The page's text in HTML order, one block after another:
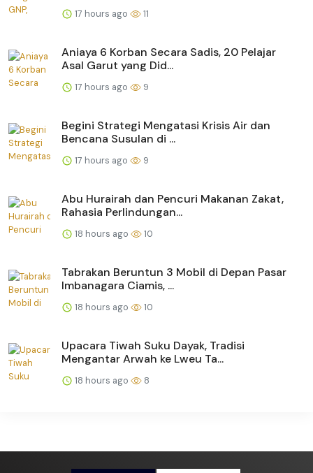
17 hours ago 11
Aniaya 6 Korban Secara Sadis, 20 Pelajar
Asal Garut yang Did...
17 hours ago 9
Begini Strategi Mengatasi Krisis Air dan
Bencana Susulan di ...
17 hours ago 9
Abu Hurairah dan Pencuri Makanan Zakat,
Rahasia Perlindungan...
18 hours ago 10
Tabrakan Beruntun 3 Mobil di Depan Pasar
Imbanagara Ciamis, ...
18 hours ago 10
Upacara Tiwah Suku Dayak, Tradisi
Mengantar Arwah ke Lweu Ta...
18 hours ago 8